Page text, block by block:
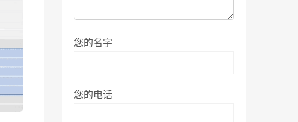
您的名字
您的电话